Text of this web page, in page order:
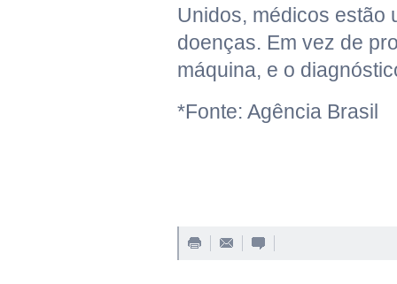
Unidos, médicos estão
doenças. Em vez de
máquina, e o
*Fonte: Agência Brasil